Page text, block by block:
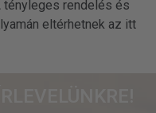
tényleges rendelés és
eltérhetnek az itt